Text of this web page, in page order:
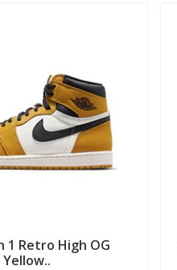
1 Retro High OG
Yellow..